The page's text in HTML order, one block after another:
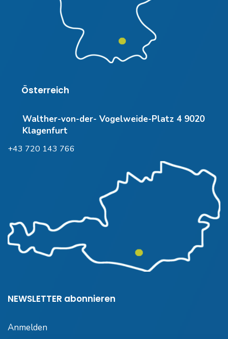
Österreich
Walther-von-der- Vogelweide-Platz 4 9020
Klagenfurt
+43 720 143 766
NEWSLETTER abonnieren
Anmelden